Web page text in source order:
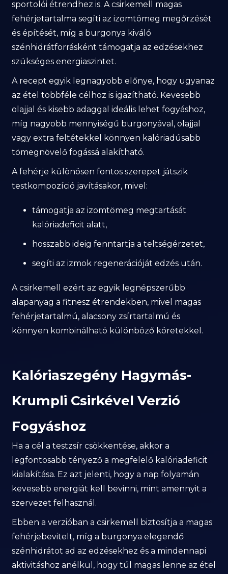
sportolói étrendhez is. A csirkemell magas
fehérjetartalma segíti az izomtömeg megőrzését
és építését, míg a burgonya kiváló
szénhidrátforrásként támogatja az edzésekhez
szükséges energiaszintet.
A recept egyik legnagyobb előnye, hogy ugyanaz
az étel többféle célhoz is igazítható. Kevesebb
olajjal és kisebb adaggal ideális lehet fogyáshoz,
míg nagyobb mennyiségű burgonyával, olajjal
vagy extra feltétekkel könnyen kalóriadúsabb
tömegnövelő fogássá alakítható.
A fehérje különösen fontos szerepet játszik
testkompozíció javításakor, mivel:
támogatja az izomtömeg megtartását
kalóriadeficit alatt,
hosszabb ideig fenntartja a teltségérzetet,
segíti az izmok regenerációját edzés után.
A csirkemell ezért az egyik legnépszerűbb
alapanyag a fitnesz étrendekben, mivel magas
fehérjetartalmú, alacsony zsírtartalmú és
könnyen kombinálható különböző köretekkel.
Kalóriaszegény Hagymás-
Krumpli Csirkével Verzió
Fogyáshoz
Ha a cél a testzsír csökkentése, akkor a
legfontosabb tényező a megfelelő kalóriadeficit
kialakítása. Ez azt jelenti, hogy a nap folyamán
kevesebb energiát kell bevinni, mint amennyit a
szervezet felhasznál.
Ebben a verzióban a csirkemell biztosítja a magas
fehérjebevitelt, míg a burgonya elegendő
szénhidrátot ad az edzésekhez és a mindennapi
aktivitáshoz anélkül, hogy túl magas lenne az étel